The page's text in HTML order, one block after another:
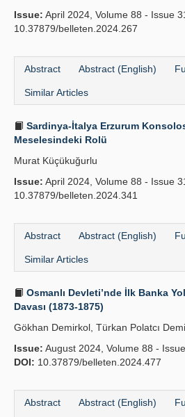
Issue: April 2024, Volume 88 - Issue
10.37879/belleten.2024.267
Abstract Abstract (English)
Similar Articles
Sardinya-İtalya Erzurum
Meselesindeki Rolü
Murat Küçükuğurlu
Issue: April 2024, Volume 88 - Issue
10.37879/belleten.2024.341
Abstract Abstract (English)
Similar Articles
Osmanlı Devleti’nde İlk Banka
Davası (1873-1875)
Gökhan Demirkol, Türkan Polatcı
Issue: August 2024, Volume 88 -
DOI: 10.37879/belleten.2024.477
Abstract Abstract (English)